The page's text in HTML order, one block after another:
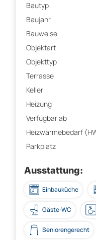
Bautyp
Baujahr
Bauweise
Objektart
Objekttyp
Terrasse
Keller
Heizung
Verfügbar ab
Heizwärmebedarf
Parkplatz
Ausstattung:
Einbauküche
Gäste-WC
Seniorengerecht